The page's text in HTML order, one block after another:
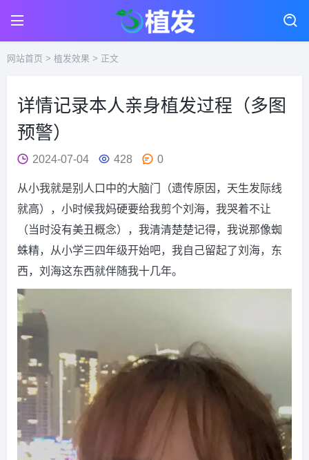
网站首页 > 植发效果 > 正文
详情记录本人亲身植发过程（多图
预警）
2024-07-04 428 0
从小我就是别人口中的大脑门（遗传原因，天生发际线
就高），小时候我妈硬要给我剪个刘海，我哭着不让
（当时没有美丑概念），我清清楚楚记得，我说那像蜘
蛛精，从小学三四年级开始吧，我自己留起了刘海，东
西，刘海这东西就伴随我十几年。